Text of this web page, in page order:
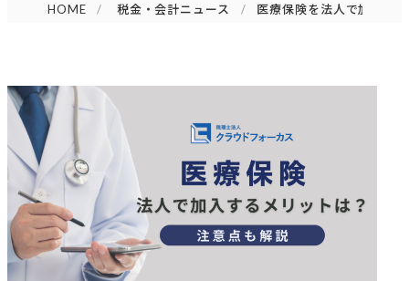
HOME 税金・会計ニュース 医療保険を法人で加入す